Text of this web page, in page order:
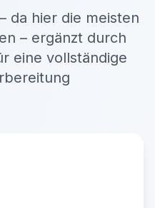
da hier die meisten
– ergänzt durch
eine vollständige